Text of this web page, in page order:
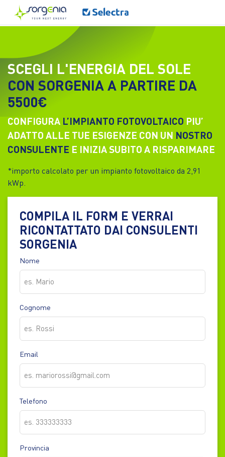
SCEGLI L'ENERGIA DEL SOLE
CON SORGENIA A PARTIRE DA
5500€
CONFIGURA L’IMPIANTO FOTOVOLTAICO PIU’
ADATTO ALLE TUE ESIGENZE CON UN NOSTRO
CONSULENTE E INIZIA SUBITO A RISPARIMARE
*importo calcolato per un impianto fotovoltaico da 2,91
kWp.
COMPILA IL FORM E VERRAI
RICONTATTATO DAI CONSULENTI
SORGENIA
Nome
Cognome
Email
Telefono
Provincia